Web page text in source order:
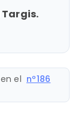
el nº186